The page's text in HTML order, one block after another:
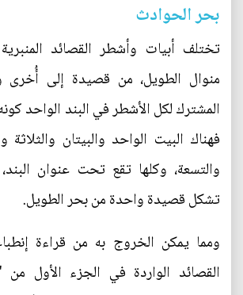
بحر الحوادث
تختلف أبيات وأشطر القصائد
منوال الطويل، من قصيدة إلى أُخرى
المشترك لكل الأشطر في البند الواحد
فهناك البيت الواحد والبيتان
والتسعة، وكلها تقع تحت عنوان
تشكل قصيدة واحدة من بحر الطويل.
ومما يمكن الخروج به من قراءة
القصائد الواردة في الجزء الأول